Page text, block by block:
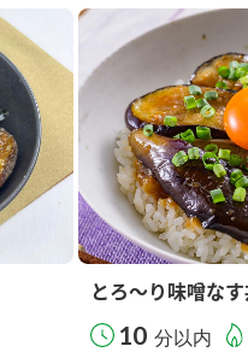
とろ～り味噌な
10 分以内